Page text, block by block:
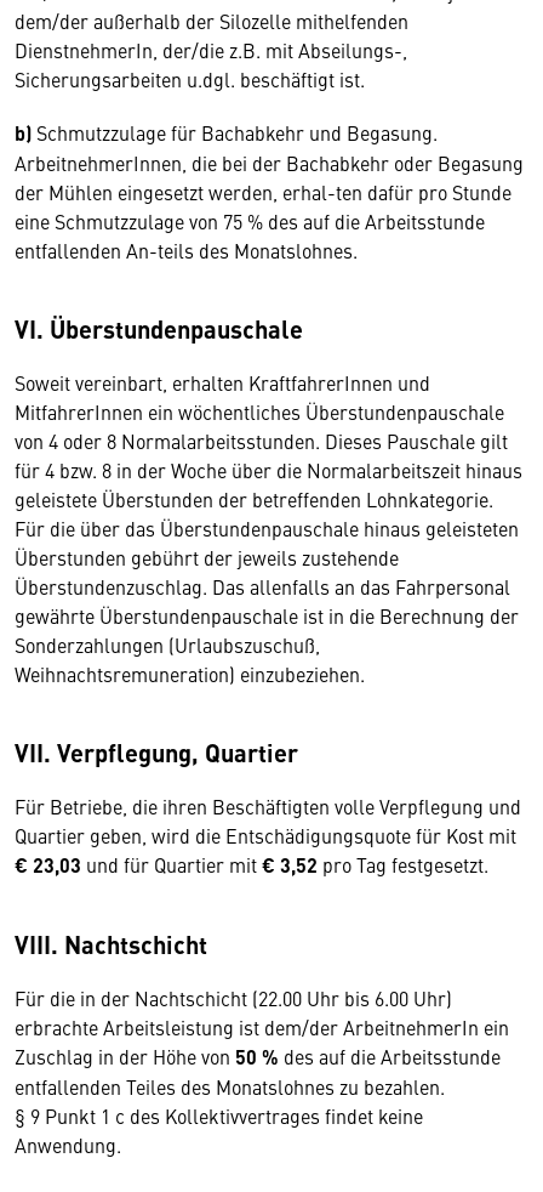
dem/der außerhalb der Silozelle mithelfenden
DienstnehmerIn, der/die z.B. mit Abseilungs-,
Sicherungsarbeiten u.dgl. beschäftigt ist.
b) Schmutzzulage für Bachabkehr und Begasung.
ArbeitnehmerInnen, die bei der Bachabkehr oder Begasung
der Mühlen eingesetzt werden, erhal-ten dafür pro Stunde
eine Schmutzzulage von 75 % des auf die Arbeitsstunde
entfallenden An-teils des Monatslohnes.
VI. Überstundenpauschale
Soweit vereinbart, erhalten KraftfahrerInnen und
MitfahrerInnen ein wöchentliches Überstundenpauschale
von 4 oder 8 Normalarbeitsstunden. Dieses Pauschale gilt
für 4 bzw. 8 in der Woche über die Normalarbeitszeit hinaus
geleistete Überstunden der betreffenden Lohnkategorie.
Für die über das Überstundenpauschale hinaus geleisteten
Überstunden gebührt der jeweils zustehende
Überstundenzuschlag. Das allenfalls an das Fahrpersonal
gewährte Überstundenpauschale ist in die Berechnung der
Sonderzahlungen (Urlaubszuschuß,
Weihnachtsremuneration) einzubeziehen.
VII. Verpflegung, Quartier
Für Betriebe, die ihren Beschäftigten volle Verpflegung und
Quartier geben, wird die Entschädigungsquote für Kost mit
€ 23,03 und für Quartier mit€ 3,52 pro Tag festgesetzt.
VIII. Nachtschicht
Für die in der Nachtschicht (22.00 Uhr bis 6.00 Uhr)
erbrachte Arbeitsleistung ist dem/der ArbeitnehmerIn ein
Zuschlag in der Höhe von 50 % des auf die Arbeitsstunde
entfallenden Teiles des Monatslohnes zu bezahlen.
§ 9 Punkt 1 c des Kollektivvertrages findet keine
Anwendung.